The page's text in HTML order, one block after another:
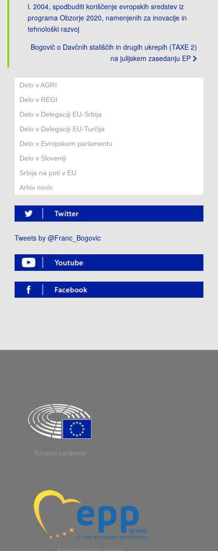
navigation
l. 2004, spodbuditi koriščenje evropskih sredstev iz
programa Obzorje 2020, namenjenih za inovacije in
tehnološki razvoj
Bogovič o Davčnih stališčih in drugih ukrepih (TAXE 2)
na julijskem zasedanju EP
Delo v AGRI
Delo v REGI
Delo v Delegaciji EU-Srbija
Delo v Delegaciji EU-Turčija
Delo v Evropskem parlamentu
Delo v Sloveniji
Srbija na poti v EU
Arhiv novic
Tweets by @Franc_Bogovic
Evropski parlament